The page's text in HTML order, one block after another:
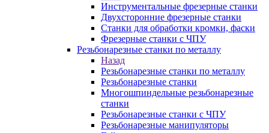
Инструментальные фрезерные станки
Двухсторонние фрезерные станки
Станки для обработки кромки, фаски
Фрезерные станки с ЧПУ
Резьбонарезные станки по металлу
Назад
Резьбонарезные станки по металлу
Резьбонарезные станки
Многошпиндельные резьбонарезные
станки
Резьбонарезные станки с ЧПУ
Резьбонарезные манипуляторы